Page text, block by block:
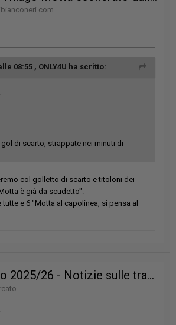
08:55 , ONLY4U ha scritto:
di scarto, strappate nei minuti di
col golletto di scarto e titoloni dei
è già da scudetto".
e 6 "Motta al capolinea, si pensa al
Calciomercato 2025/26 - Notizie sulle trattative?